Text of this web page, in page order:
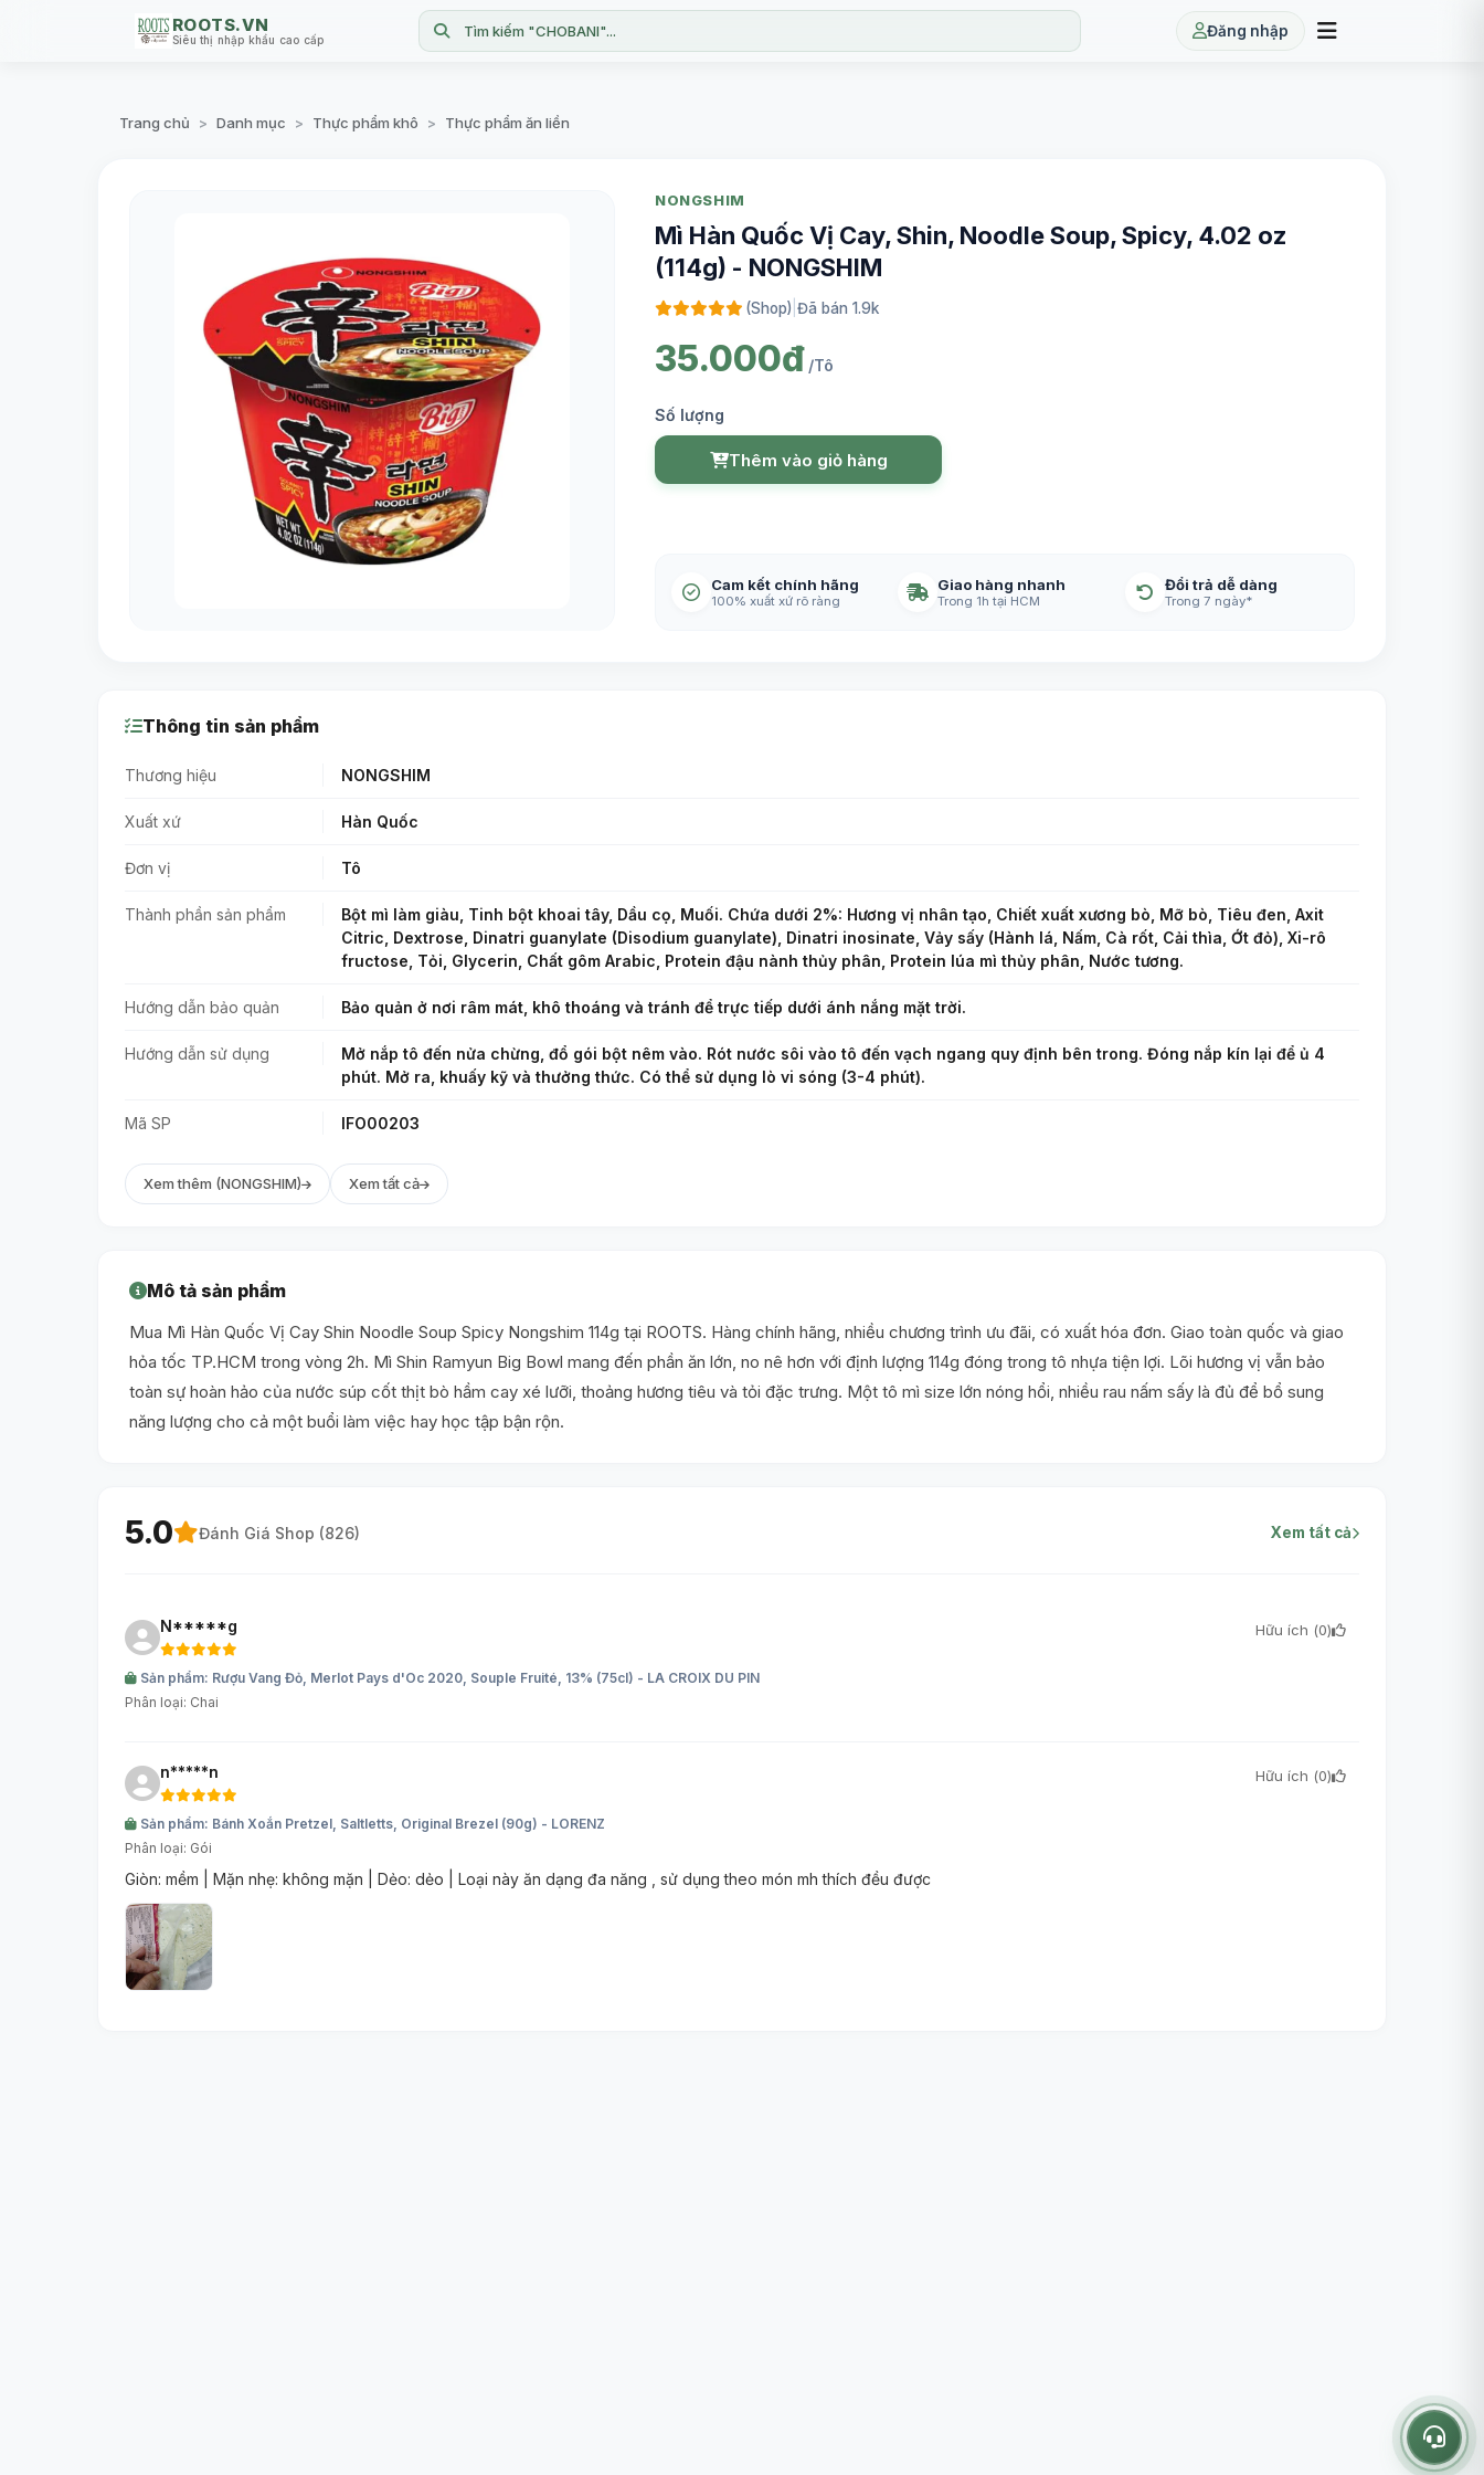
ROOTS.VN
Siêu thị nhập khẩu cao cấp Tìm kiếm "CHOBANI"... Đăng nhập
Trang chủ > Danh mục > Thực phẩm khô > Thực phẩm ăn liền
NONGSHIM
Mì Hàn Quốc Vị Cay, Shin, Noodle Soup, Spicy, 4.02 oz
(114g) - NONGSHIM
(Shop) Đã bán 1.9k
35.000đ /Tô
Số lượng
Thêm vào giỏ hàng
Cam kết chính hãng
100% xuất xứ rõ ràng
Giao hàng nhanh
Trong 1h tại HCM
Đổi trả dễ dàng
Trong 7 ngày*
Thông tin sản phẩm
Thương hiệu NONGSHIM
Xuất xứ Hàn Quốc
Đơn vị Tô
Thành phần sản phẩm
Bột mì làm giàu, Tinh bột khoai tây, Dầu cọ, Muối. Chứa dưới 2%: Hương vị nhân tạo, Chiết xuất xương bò, Mỡ bò, Tiêu đen, Axit
Citric, Dextrose, Dinatri guanylate (Disodium guanylate), Dinatri inosinate, Vảy sấy (Hành lá, Nấm, Cà rốt, Cải thìa, Ớt đỏ), Xi-rô
fructose, Tỏi, Glycerin, Chất gôm Arabic, Protein đậu nành thủy phân, Protein lúa mì thủy phân, Nước tương.
Hướng dẫn bảo quản Bảo quản ở nơi râm mát, khô thoáng và tránh để trực tiếp dưới ánh nắng mặt trời.
Hướng dẫn sử dụng
Mở nắp tô đến nửa chừng, đổ gói bột nêm vào. Rót nước sôi vào tô đến vạch ngang quy định bên trong. Đóng nắp kín lại để ủ 4
phút. Mở ra, khuấy kỹ và thưởng thức. Có thể sử dụng lò vi sóng (3-4 phút).
Mã SP IFO00203
Xem thêm (NONGSHIM) Xem tất cả
Mô tả sản phẩm
Mua Mì Hàn Quốc Vị Cay Shin Noodle Soup Spicy Nongshim 114g tại ROOTS. Hàng chính hãng, nhiều chương trình ưu đãi, có xuất hóa đơn. Giao toàn quốc và giao
hỏa tốc TP.HCM trong vòng 2h. Mì Shin Ramyun Big Bowl mang đến phần ăn lớn, no nê hơn với định lượng 114g đóng trong tô nhựa tiện lợi. Lõi hương vị vẫn bảo
toàn sự hoàn hảo của nước súp cốt thịt bò hầm cay xé lưỡi, thoảng hương tiêu và tỏi đặc trưng. Một tô mì size lớn nóng hổi, nhiều rau nấm sấy là đủ để bổ sung
năng lượng cho cả một buổi làm việc hay học tập bận rộn.
5.0 Đánh Giá Shop (826) Xem tất cả
N*****g Hữu ích (0)
Sản phẩm: Rượu Vang Đỏ, Merlot Pays d'Oc 2020, Souple Fruité, 13% (75cl) - LA CROIX DU PIN
Phân loại: Chai
n*****n Hữu ích (0)
Sản phẩm: Bánh Xoắn Pretzel, Saltletts, Original Brezel (90g) - LORENZ
Phân loại: Gói
Giòn: mềm | Mặn nhẹ: không mặn | Dẻo: dẻo | Loại này ăn dạng đa năng , sử dụng theo món mh thích đều được